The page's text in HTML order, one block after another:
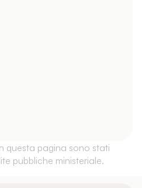
questa pagina sono stati
pubbliche ministeriale.